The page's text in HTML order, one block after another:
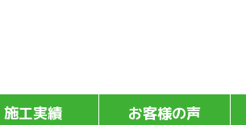
施工実績 お客様の声